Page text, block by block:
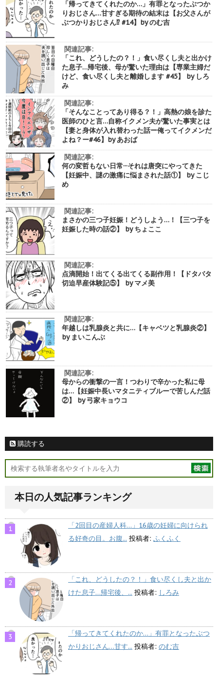
「帰ってきてくれたのか…」有罪となったぶつか
りおじさん…甘すぎる期待の結末は【お父さんが
ぶつかりおじさん⁉︎ #14】by のむ吉
関連記事:
「これ、どうしたの？！」食い尽くし夫と出かけ
た息子…帰宅後、母が驚いた理由は【専業主婦だ
けど、食い尽くし夫と離婚します #45】 by しろ
み
関連記事:
「そんなことってあり得る？！」高熱の娘を診た
医師のひと言…自称イクメン夫が驚いた事実とは
【妻と身体が入れ替わった話ー俺ってイクメンだ
よね？ー#46】by あおば
関連記事:
何の変哲もない日常···それは唐突にやってきた
【妊娠中、謎の激痛に悩まされた話①】 by こじ
め
関連記事:
まさかの三つ子妊娠！どうしよう…！【三つ子を
妊娠した時の話②】 by ちょここ
関連記事:
点滴開始！出てくる出てくる副作用！【ドタバタ
切迫早産体験記⑤】 by マメ美
関連記事:
年越しは乳腺炎と共に…【キャベツと乳腺炎②】
by まいこんぶ
関連記事:
母からの衝撃の一言！つわりで辛かった私に母
は…【妊娠中長いマタニティブルーで苦しんだ話
②】 by 弓家キョウコ
購読する
本日の人気記事ランキング
「2回目の産婦人科…」16歳の妊婦に向けられ
る好奇の目。お腹... 投稿者: ふくふく
「これ、どうしたの？！」食い尽くし夫と出か
けた息子…帰宅後、... 投稿者: しろみ
「帰ってきてくれたのか…」有罪となったぶつ
かりおじさん…甘す... 投稿者: のむ吉